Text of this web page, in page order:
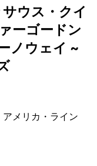
ウス・クイ
ーゴードン
ノウェイ ~
メリカ・ライン